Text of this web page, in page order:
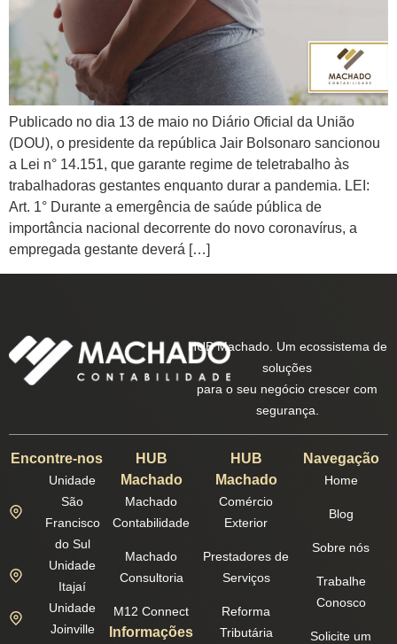
Publicado no dia 13 de maio no Diário Oficial da União
(DOU), o presidente da república Jair Bolsonaro sancionou
a Lei n° 14.151, que garante regime de teletrabalho às
trabalhadoras gestantes enquanto durar a pandemia. LEI:
Art. 1° Durante a emergência de saúde pública de
importância nacional decorrente do novo coronavírus, a
empregada gestante deverá […]
HUB Machado. Um ecossistema de
soluções
para o seu negócio crescer com
segurança.
Encontre-nos
Unidade
São
Francisco
do Sul
Unidade
Itajaí
Unidade
Joinville
HUB
Machado
Machado
Contabilidade
Machado
Consultoria
M12 Connect
Informações
HUB
Machado
Comércio
Exterior
Prestadores de
Serviços
Reforma
Tributária
Navegação
Home
Blog
Sobre nós
Trabalhe
Conosco
Solicite um